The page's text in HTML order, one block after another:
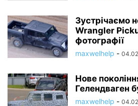
Зустрічаємо
Wrangler
фотографії
maxwelhelp -
Нове
Гелендваген
maxwelhelp -